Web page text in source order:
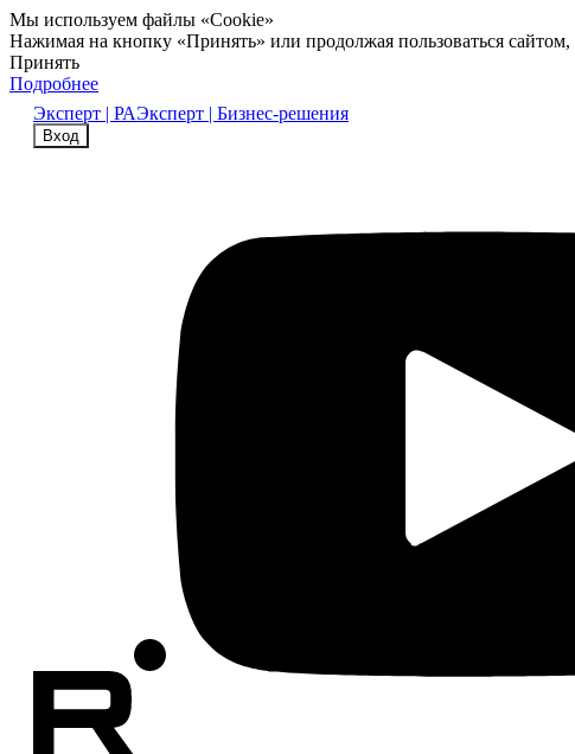
Мы используем файлы «Cookie»
Нажимая на кнопку «Принять» или продолжая пользоваться
Принять
Подробнее
Эксперт | РАЭксперт | Бизнес-решения
Вход